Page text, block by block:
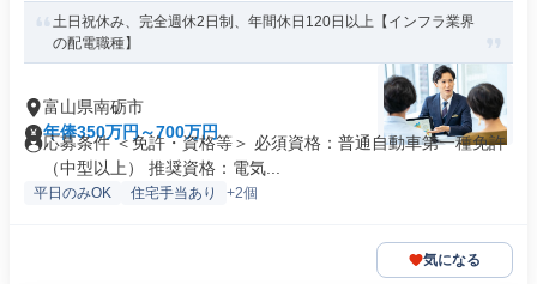
土日祝休み、完全週休2日制、年間休日120日以上【インフラ業界
の配電職種】
富山県南砺市
年俸350万円～700万円
応募条件 ＜免許・資格等＞ 必須資格：普通自動車第一種免許
（中型以上） 推奨資格：電気...
平日のみOK 住宅手当あり +2個
気になる